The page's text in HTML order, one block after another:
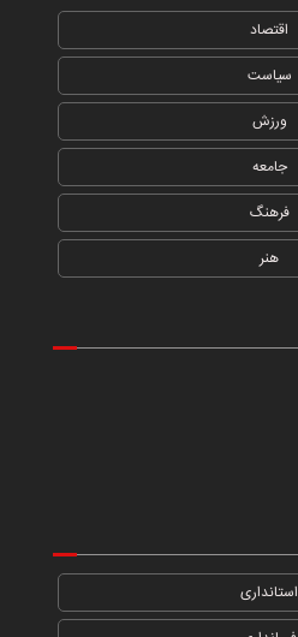
اقتصاد
سیاست
ورزش
جامعه
فرهنگ
هنر
استانداری